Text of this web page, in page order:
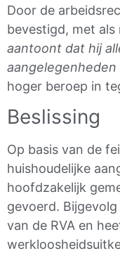
Door de
bevestigd, met als
aantoont dat hij
aangelegenheden
hoger beroep in
Beslissing
Op basis van de
huishoudelijke
hoofdzakelijk
gevoerd.
van de RVA en